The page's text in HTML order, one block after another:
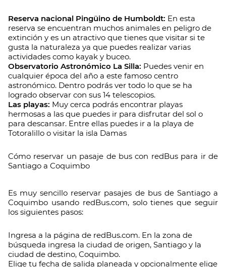
Reserva nacional Pingüino de Humboldt: En esta
reserva se encuentran muchos animales en peligro de
extinción y es un atractivo que tienes que visitar si te
gusta la naturaleza ya que puedes realizar varias
actividades como kayak y buceo.
Observatorio Astronómico La Silla: Puedes venir en
cualquier época del año a este famoso centro
astronómico. Dentro podrás ver todo lo que se ha
logrado observar con sus 14 telescopios.
Las playas: Muy cerca podrás encontrar playas
hermosas a las que puedes ir para disfrutar del sol o
para descansar. Entre ellas puedes ir a la playa de
Totoralillo o visitar la isla Damas
Cómo reservar un pasaje de bus con redBus para ir de
Santiago a Coquimbo
Es muy sencillo reservar pasajes de bus de Santiago a
Coquimbo usando redBus.com, solo tienes que seguir
los siguientes pasos:
Ingresa a la página de redBus.com. En la zona de
búsqueda ingresa la ciudad de origen, Santiago y la
ciudad de destino, Coquimbo.
Elige tu fecha de salida planeada y opcionalmente elige